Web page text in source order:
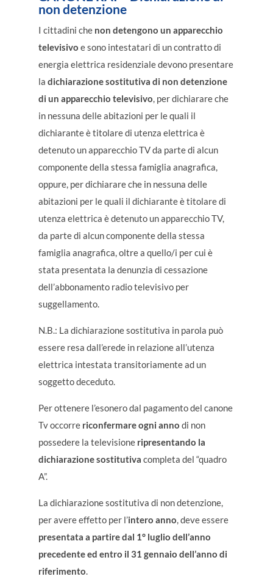
non detenzione
I cittadini chenon detengono un apparecchio
televisivo e sono intestatari di un contratto di
energia elettrica residenziale devono presentare
la dichiarazione sostitutiva di non detenzione
di un apparecchio televisivo, per dichiarare che
in nessuna delle abitazioni per le quali il
dichiarante è titolare di utenza elettrica è
detenuto un apparecchio TV da parte di alcun
componente della stessa famiglia anagrafica,
oppure, per dichiarare che in nessuna delle
abitazioni per le quali il dichiarante è titolare di
utenza elettrica è detenuto un apparecchio TV,
da parte di alcun componente della stessa
famiglia anagrafica, oltre a quello/i per cui è
stata presentata la denunzia di cessazione
dell’abbonamento radio televisivo per
suggellamento.
N.B.: La dichiarazione sostitutiva in parola può
essere resa dall’erede in relazione all’utenza
elettrica intestata transitoriamente ad un
soggetto deceduto.
Per ottenere l’esonero dal pagamento del canone
Tv occorre riconfermare ogni anno di non
possedere la televisione ripresentando la
dichiarazione sostitutiva completa del “quadro
A”.
La dichiarazione sostitutiva di non detenzione,
per avere effetto per l’intero anno, deve essere
presentata a partire dal 1° luglio dell’anno
precedente ed entro il 31 gennaio dell’anno di
riferimento.